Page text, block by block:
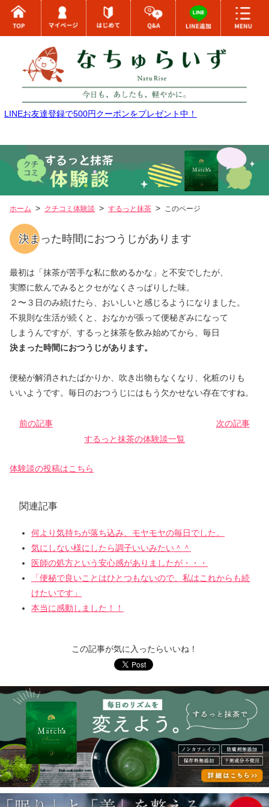
LINEお友達登録で500円クーポンをプレゼント中！
ホーム クチコミ体験談 するっと抹茶 このページ
決まった時間におつうじがあります
最初は「抹茶が苦手な私に飲めるかな」と不安でしたが、
実際に飲んでみるとクセがなくさっぱりした味。
２〜３日のみ続けたら、おいしいと感じるようになりました。
不規則な生活が続くと、おなかが張って便秘ぎみになって
しまうんですが、するっと抹茶を飲み始めてから、毎日
決まった時間におつうじがあります。
便秘が解消されたばかりか、吹き出物もなくなり、化粧のりも
いいようです。毎日のおつうじにはもう欠かせない存在ですね。
前の記事
次の記事
するっと抹茶の体験談一覧
体験談の投稿はこちら
関連記事
何より気持ちが落ち込み、モヤモヤの毎日でした。
気にしない様にしたら調子いいみたい＾＾
医師の処方という安心感がありましたが・・・
「便秘で良いことはひとつもないので、私はこれからも続
けたいです」
本当に感動しました！！